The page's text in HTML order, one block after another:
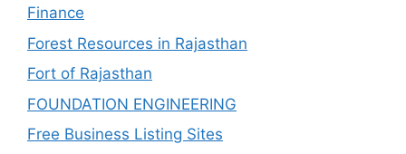
Finance
Forest Resources in Rajasthan
Fort of Rajasthan
FOUNDATION ENGINEERING
Free Business Listing Sites